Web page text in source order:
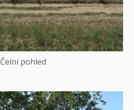
Čelní pohled